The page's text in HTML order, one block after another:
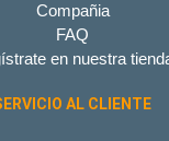
Compañia
FAQ
en nuestra
AL CLIENTE